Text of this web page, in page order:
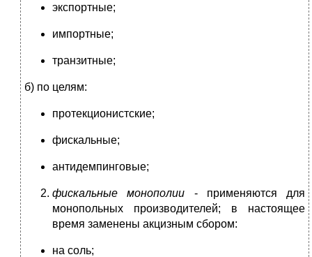
экспортные;
импортные;
транзитные;
б) по целям:
протекционистские;
фискальные;
антидемпинговые;
фискальные монополии - применяются для
монопольных производителей; в настоящее
время заменены акцизным сбором:
на соль;